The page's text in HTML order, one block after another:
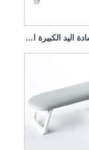
وسادة وسادة اليد الكبيرة المنبثقة قابلة للإزالة وقابلة للغسل